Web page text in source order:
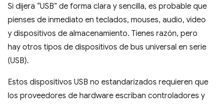
Si dijera “USB” de forma clara y sencilla, es probable que
pienses de inmediato en teclados, mouses, audio, video
y dispositivos de almacenamiento. Tienes razón, pero
hay otros tipos de dispositivos de bus universal en serie
(USB).
Estos dispositivos USB no estandarizados requieren que
los proveedores de hardware escriban controladores y